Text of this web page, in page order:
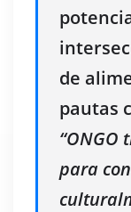
de
pautas
“ONGO
para